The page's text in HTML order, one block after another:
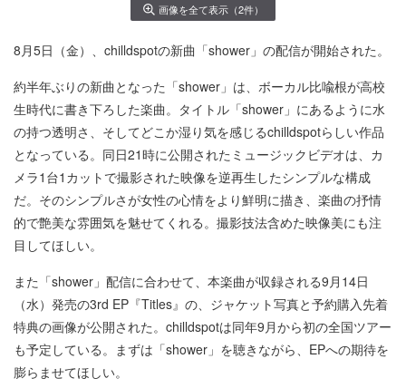
画像を全て表示（2件）
8月5日（金）、chilldspotの新曲「shower」の配信が開始された。
約半年ぶりの新曲となった「shower」は、ボーカル比喩根が高校
生時代に書き下ろした楽曲。タイトル「shower」にあるように水
の持つ透明さ、そしてどこか湿り気を感じるchilldspotらしい作品
となっている。同日21時に公開されたミュージックビデオは、カ
メラ1台1カットで撮影された映像を逆再生したシンプルな構成
だ。そのシンプルさが女性の心情をより鮮明に描き、楽曲の抒情
的で艶美な雰囲気を魅せてくれる。撮影技法含めた映像美にも注
目してほしい。
また「shower」配信に合わせて、本楽曲が収録される9月14日
（水）発売の3rd EP『Titles』の、ジャケット写真と予約購入先着
特典の画像が公開された。chilldspotは同年9月から初の全国ツアー
も予定している。まずは「shower」を聴きながら、EPへの期待を
膨らませてほしい。